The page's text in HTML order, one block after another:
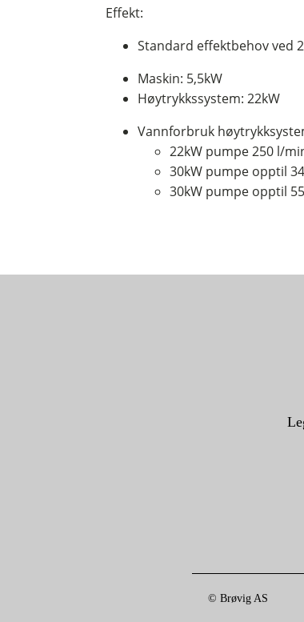
Effekt:
Standard effektbehov ved
Maskin: 5,5kW
Høytrykkssystem: 22kW
Vannforbruk
22kW pumpe 250 l/
30kW pumpe opptil
30kW pumpe opptil
© Brøvig AS